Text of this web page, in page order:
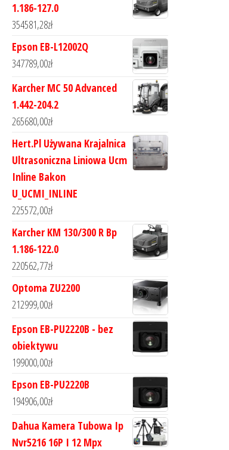
1.186-127.0
354581,28zł
Epson EB-L12002Q
347789,00zł
Karcher MC 50 Advanced
1.442-204.2
265680,00zł
Hert.Pl Używana Krajalnica
Ultrasoniczna Liniowa Ucm
Inline Bakon
U_UCMI_INLINE
225572,00zł
Karcher KM 130/300 R Bp
1.186-122.0
220562,77zł
Optoma ZU2200
212999,00zł
Epson EB-PU2220B - bez
obiektywu
199000,00zł
Epson EB-PU2220B
194906,00zł
Dahua Kamera Tubowa Ip
Nvr5216 16P I 12 Mpx